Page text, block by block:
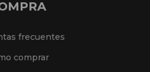
frecuentes
comprar